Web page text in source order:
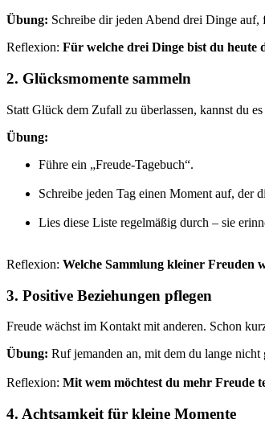
Übung: Schreibe dir jeden Abend drei Dinge
Reflexion: Für welche drei Dinge bist du heute
2. Glücksmomente sammeln
Statt Glück dem Zufall zu überlassen, kannst du
Übung:
Führe ein „Freude-Tagebuch“.
Schreibe jeden Tag einen Moment auf, der
Lies diese Liste regelmäßig durch – sie
Reflexion: Welche Sammlung kleiner Freuden
3. Positive Beziehungen pflegen
Freude wächst im Kontakt mit anderen. Schon
Übung: Ruf jemanden an, mit dem du lange nicht
Reflexion: Mit wem möchtest du mehr Freude
4. Achtsamkeit für kleine Momente